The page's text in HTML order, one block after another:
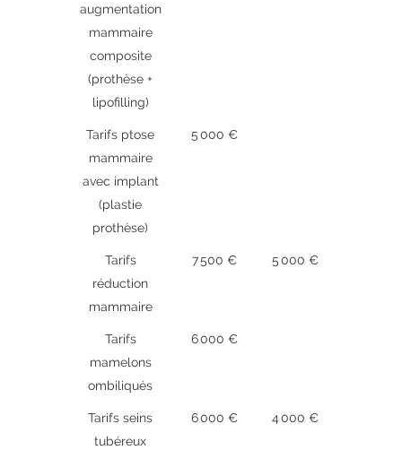
augmentation
mammaire
composite
(prothèse +
lipofilling)
Tarifs ptose
mammaire
avec implant
(plastie
prothèse)
5 000 €
Tarifs
réduction
mammaire
7 500 € 5 000 €
Tarifs
mamelons
ombiliqués
6 000 €
Tarifs seins
tubéreux
6 000 € 4 000 €